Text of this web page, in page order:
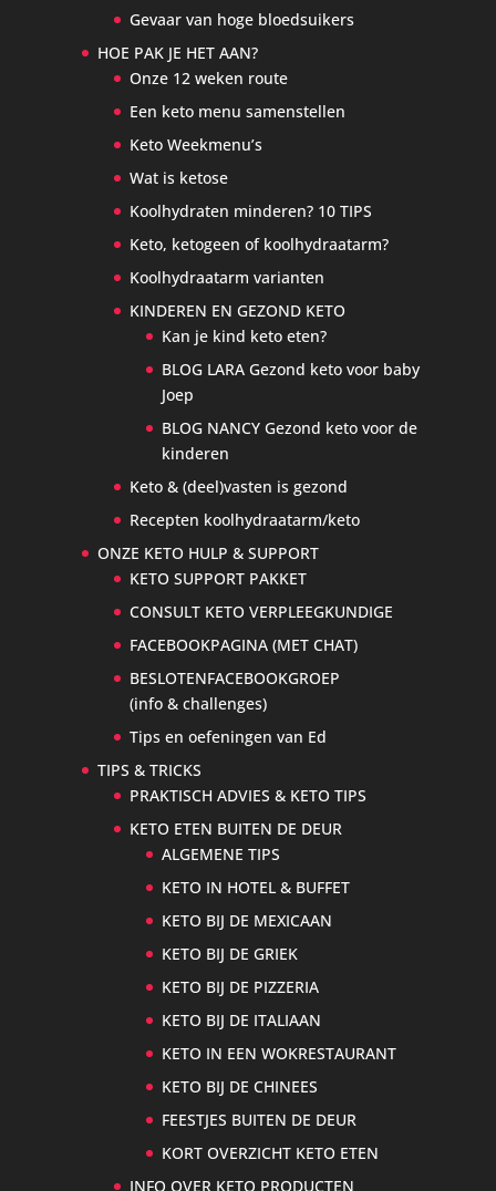
Gevaar van hoge bloedsuikers
HOE PAK JE HET AAN?
Onze 12 weken route
Een keto menu samenstellen
Keto Weekmenu’s
Wat is ketose
Koolhydraten minderen? 10 TIPS
Keto, ketogeen of koolhydraatarm?
Koolhydraatarm varianten
KINDEREN EN GEZOND KETO
Kan je kind keto eten?
BLOG LARA Gezond keto voor baby
Joep
BLOG NANCY Gezond keto voor de
kinderen
Keto & (deel)vasten is gezond
Recepten koolhydraatarm/keto
ONZE KETO HULP & SUPPORT
KETO SUPPORT PAKKET
CONSULT KETO VERPLEEGKUNDIGE
FACEBOOKPAGINA (MET CHAT)
BESLOTENFACEBOOKGROEP
(info & challenges)
Tips en oefeningen van Ed
TIPS & TRICKS
PRAKTISCH ADVIES & KETO TIPS
KETO ETEN BUITEN DE DEUR
ALGEMENE TIPS
KETO IN HOTEL & BUFFET
KETO BIJ DE MEXICAAN
KETO BIJ DE GRIEK
KETO BIJ DE PIZZERIA
KETO BIJ DE ITALIAAN
KETO IN EEN WOKRESTAURANT
KETO BIJ DE CHINEES
FEESTJES BUITEN DE DEUR
KORT OVERZICHT KETO ETEN
INFO OVER KETO PRODUCTEN